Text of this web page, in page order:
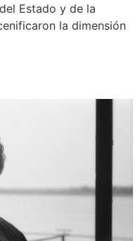
Estado y de la
la dimensión